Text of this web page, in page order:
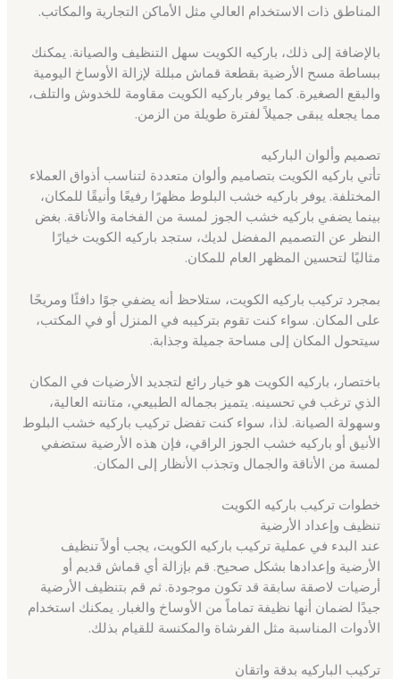
المناطق ذات الاستخدام العالي مثل الأماكن التجارية والمكاتب.
بالإضافة إلى ذلك، باركيه الكويت سهل التنظيف والصيانة. يمكنك
ببساطة مسح الأرضية بقطعة قماش مبللة لإزالة الأوساخ اليومية
والبقع الصغيرة. كما يوفر باركيه الكويت مقاومة للخدوش والتلف،
مما يجعله يبقى جميلاً لفترة طويلة من الزمن.
تصميم وألوان الباركيه
تأتي باركيه الكويت بتصاميم وألوان متعددة لتناسب أذواق العملاء
المختلفة. يوفر باركيه خشب البلوط مظهرًا رفيعًا وأنيقًا للمكان،
بينما يضفي باركيه خشب الجوز لمسة من الفخامة والأناقة. بغض
النظر عن التصميم المفضل لديك، ستجد باركيه الكويت خيارًا
مثاليًا لتحسين المظهر العام للمكان.
بمجرد تركيب باركيه الكويت، ستلاحظ أنه يضفي جوًا دافئًا ومريحًا
على المكان. سواء كنت تقوم بتركيبه في المنزل أو في المكتب،
سيتحول المكان إلى مساحة جميلة وجذابة.
باختصار، باركيه الكويت هو خيار رائع لتجديد الأرضيات في المكان
الذي ترغب في تحسينه. يتميز بجماله الطبيعي، متانته العالية،
وسهولة الصيانة. لذا، سواء كنت تفضل تركيب باركيه خشب البلوط
الأنيق أو باركيه خشب الجوز الراقي، فإن هذه الأرضية ستضفي
لمسة من الأناقة والجمال وتجذب الأنظار إلى المكان.
خطوات تركيب باركيه الكويت
تنظيف وإعداد الأرضية
عند البدء في عملية تركيب باركيه الكويت، يجب أولاً تنظيف
الأرضية وإعدادها بشكل صحيح. قم بإزالة أي قماش قديم أو
أرضيات لاصقة سابقة قد تكون موجودة. ثم قم بتنظيف الأرضية
جيدًا لضمان أنها نظيفة تماماً من الأوساخ والغبار. يمكنك استخدام
الأدوات المناسبة مثل الفرشاة والمكنسة للقيام بذلك.
تركيب الباركيه بدقة واتقان